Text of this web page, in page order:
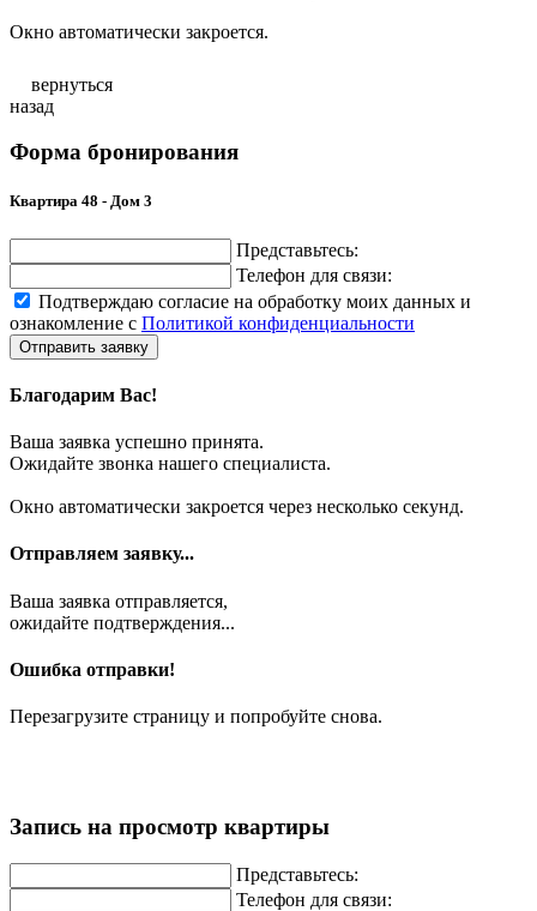
Окно автоматически закроется.
вернуться
назад
Форма бронирования
Квартира 48 - Дом 3
Представьтесь:
Телефон для связи:
Подтверждаю согласие на обработку моих данных и
ознакомление с Политикой конфиденциальности
Отправить заявку
Благодарим Вас!
Ваша заявка успешно принята.
Ожидайте звонка нашего специалиста.
Окно автоматически закроется через несколько секунд.
Отправляем заявку...
Ваша заявка отправляется,
ожидайте подтверждения...
Ошибка отправки!
Перезагрузите страницу и попробуйте снова.
Запись на просмотр квартиры
Представьтесь:
Телефон для связи: